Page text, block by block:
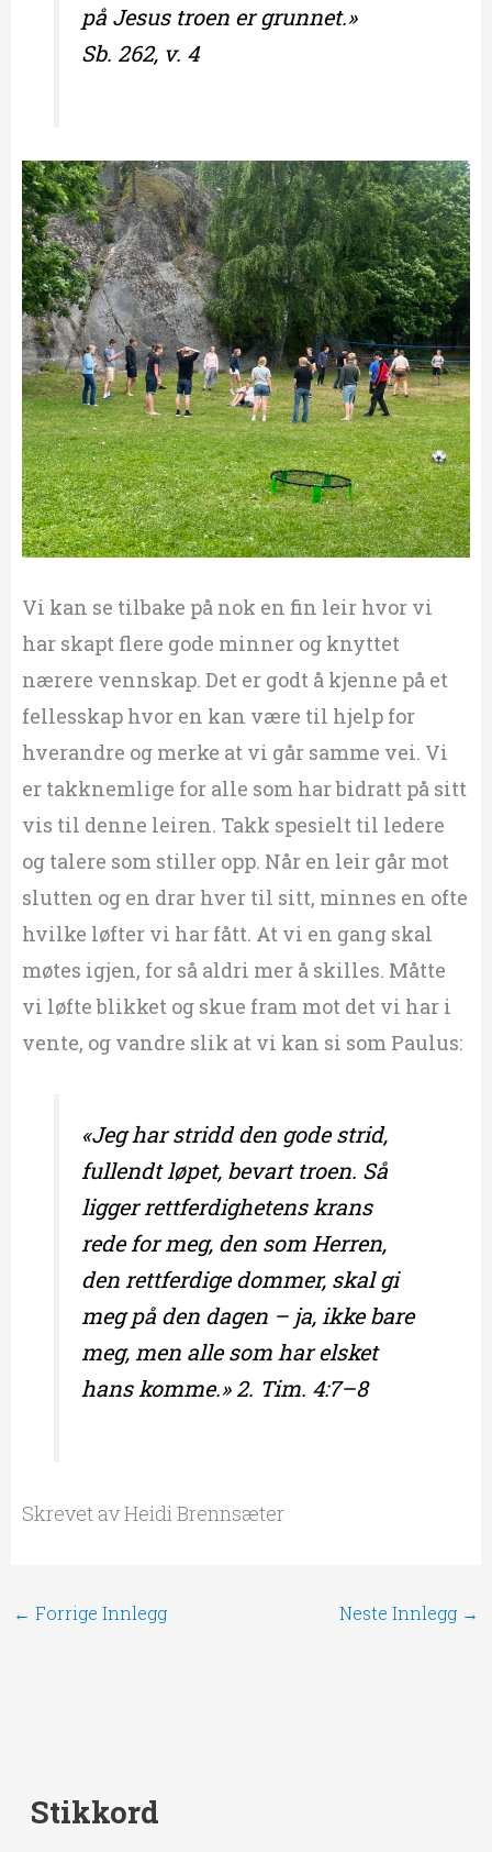
på Jesus troen er grunnet.»
Sb. 262, v. 4
Vi kan se tilbake på nok en fin leir hvor vi
har skapt flere gode minner og knyttet
nærere vennskap. Det er godt å kjenne på et
fellesskap hvor en kan være til hjelp for
hverandre og merke at vi går samme vei. Vi
er takknemlige for alle som har bidratt på sitt
vis til denne leiren. Takk spesielt til ledere
og talere som stiller opp. Når en leir går mot
slutten og en drar hver til sitt, minnes en ofte
hvilke løfter vi har fått. At vi en gang skal
møtes igjen, for så aldri mer å skilles. Måtte
vi løfte blikket og skue fram mot det vi har i
vente, og vandre slik at vi kan si som Paulus:
«Jeg har stridd den gode strid,
fullendt løpet, bevart troen. Så
ligger rettferdighetens krans
rede for meg, den som Herren,
den rettferdige dommer, skal gi
meg på den dagen – ja, ikke bare
meg, men alle som har elsket
hans komme.» 2. Tim. 4:7–8
Skrevet av Heidi Brennsæter
← Forrige Innlegg Neste Innlegg →
Stikkord